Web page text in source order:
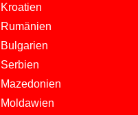
Kroatien
Rumänien
Bulgarien
Serbien
Mazedonien
Moldawien